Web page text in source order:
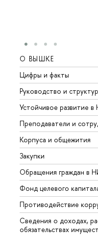
О ВЫШКЕ
Цифры и факты
Руководство и
Устойчивое развитие
Преподаватели и
Корпуса и общежития
Закупки
Обращения граждан в
Фонд целевого
Противодействие
Сведения о доходах,
обязательствах